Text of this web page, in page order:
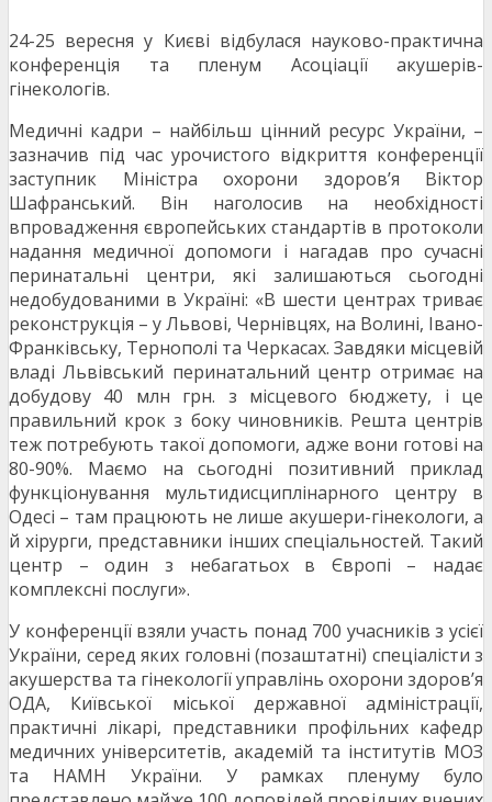
24-25 вересня у Києві відбулася науково-практична
конференція та пленум Асоціації акушерів-
гінекологів.
Медичні кадри – найбільш цінний ресурс України, –
зазначив під час урочистого відкриття конференції
заступник Міністра охорони здоров’я Віктор
Шафранський. Він наголосив на необхідності
впровадження європейських стандартів в протоколи
надання медичної допомоги і нагадав про сучасні
перинатальні центри, які залишаються сьогодні
недобудованими в Україні: «В шести центрах триває
реконструкція – у Львові, Чернівцях, на Волині, Івано-
Франківську, Тернополі та Черкасах. Завдяки місцевій
владі Львівський перинатальний центр отримає на
добудову 40 млн грн. з місцевого бюджету, і це
правильний крок з боку чиновників. Решта центрів
теж потребують такої допомоги, адже вони готові на
80-90%. Маємо на сьогодні позитивний приклад
функціонування мультидисциплінарного центру в
Одесі – там працюють не лише акушери-гінекологи, а
й хірурги, представники інших спеціальностей. Такий
центр – один з небагатьох в Європі – надає
комплексні послуги».
У конференції взяли участь понад 700 учасників з усієї
України, серед яких головні (позаштатні) спеціалісти з
акушерства та гінекології управлінь охорони здоров’я
ОДА, Київської міської державної адміністрації,
практичні лікарі, представники профільних кафедр
медичних університетів, академій та інститутів МОЗ
та НАМН України. У рамках пленуму було